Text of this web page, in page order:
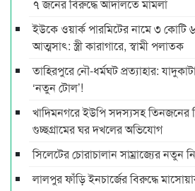
৭ জনের বিরুদ্ধে আদালতে মামলা
ইউকে ওয়ার্ক পারমিটের নামে ৩ কোটি
আত্মসাৎ: স্ত্রী কারাগারে, স্বামী পলাতক
তাহিরপুরে নৌ-ধর্মঘট প্রত্যাহার:
‘নতুন টোল’!
খাদিমনগরে ইউপি সদস্যসহ তিনজনের
গুচ্ছগ্রামের ঘর দখলের অভিযোগ
সিলেটের চোরাচালান সাম্রাজ্যের নতুন
লালপুর ফাঁড়ি ইনচার্জের বিরুদ্ধে